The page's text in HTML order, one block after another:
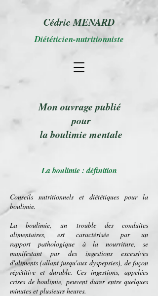
Cédric MENARD
Diététicien-nutritionniste
Mon ouvrage publié
pour
la boulimie mentale
La boulimie : définition
Conseils nutritionnels et diététiques pour la
boulimie.
La boulimie, un trouble des conduites
alimentaires, est caractérisée par un
rapportpathologique à la nourriture, se
manifestant par des ingestions excessives
d'aliments (allant jusqu'aux dyspepsies), de façon
répétitive et durable. Cesingestions, appelées
crises de boulimie, peuvent durer entre quelques
minutes et plusieurs heures.